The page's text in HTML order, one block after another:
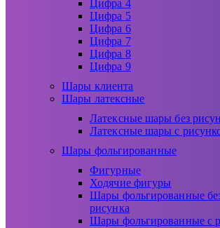
Цифра 4
Цифра 5
Цифра 6
Цифра 7
Цифра 8
Цифра 9
Шары клиента
Шары латексные
Латексные шары без
Латексные шары с
Шары фольгированные
Фигурные
Ходячие фигуры
Шары фольгированные
рисунка
Шары фольгированные с